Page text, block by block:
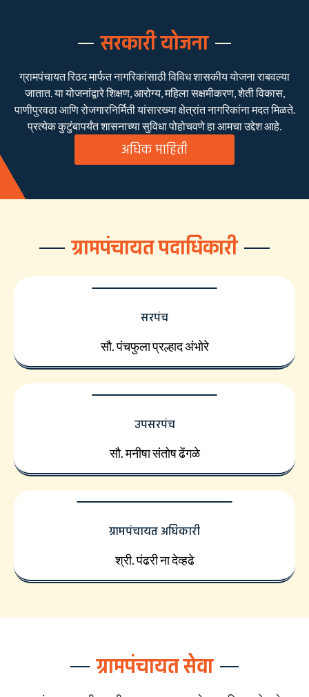
सरकारी योजना
ग्रामपंचायत रिठद मार्फत नागरिकांसाठी विविध शासकीय योजना राबवल्या
जातात. या योजनांद्वारे शिक्षण, आरोग्य, महिला सक्षमीकरण, शेती विकास,
पाणीपुरवठा आणि रोजगारनिर्मिती यांसारख्या क्षेत्रांत नागरिकांना मदत मिळते.
प्रत्येक कुटुंबापर्यंत शासनाच्या सुविधा पोहोचवणे हा आमचा उद्देश आहे.
अधिक माहिती
ग्रामपंचायत पदाधिकारी
सरपंच
सौ. पंचफुला प्रल्हाद अंभोरे
उपसरपंच
सौ. मनीषा संतोष ढेंगळे
ग्रामपंचायत अधिकारी
श्री. पंढरी ना देव्हढे
ग्रामपंचायत सेवा